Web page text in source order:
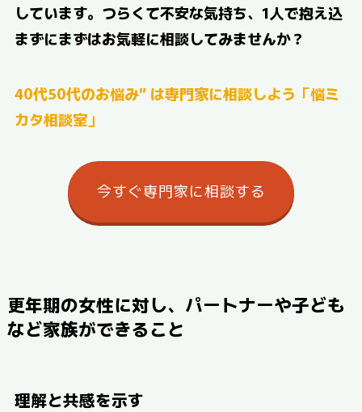
しています。つらくて不安な気持ち、1人で抱え込
まずにまずはお気軽に相談してみませんか？
40代50代のお悩み” は専門家に相談しよう「悩ミ
カタ相談室」
今すぐ専門家に相談する
更年期の女性に対し、パートナーや子ども
など家族ができること
理解と共感を示す